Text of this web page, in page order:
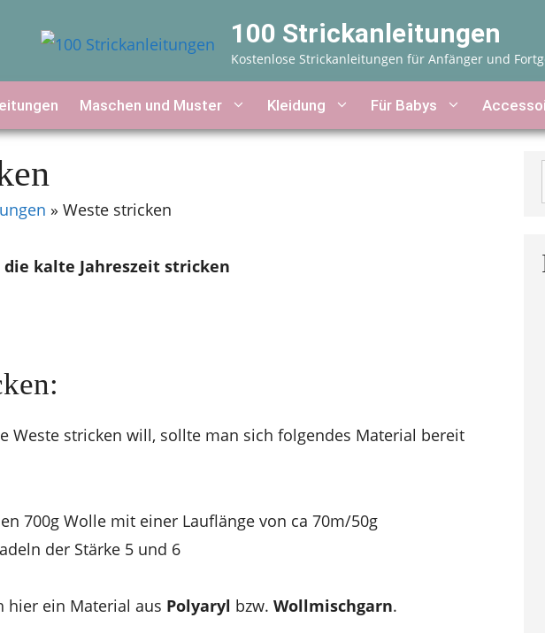
100 Strickanleitungen
Kostenlose Strickanleitungen für Anfänger und
Maschen und Muster Kleidung Für Babys
» Weste stricken
kalte Jahreszeit stricken
Weste stricken will, sollte man sich folgendes Material bereit
700g Wolle mit einer Lauflänge von ca 70m/50g
der Stärke 5 und 6
hier ein Material aus Polyaryl bzw. Wollmischgarn.